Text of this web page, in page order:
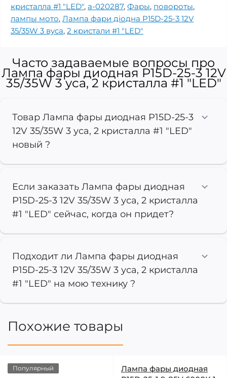
кристалла #1 "LED", a-020287, Фары, повороты,
лампы мото, Лампа фари діодна P15D-25-3 12V
35/35W 3 вуса, 2 кристали #1 "LED"
Часто задаваемые вопросы про
Лампа фары диодная P15D-25-3 12V
35/35W 3 уса, 2 кристалла #1 "LED"
Товар Лампа фары диодная P15D-25-3
12V 35/35W 3 уса, 2 кристалла #1 "LED"
новый ?
Если заказать Лампа фары диодная
P15D-25-3 12V 35/35W 3 уса, 2 кристалла
#1 "LED" сейчас, когда он придет?
Подходит ли Лампа фары диодная
P15D-25-3 12V 35/35W 3 уса, 2 кристалла
#1 "LED" на мою технику ?
Похожие товары
Популярный
Лампа фары диодная